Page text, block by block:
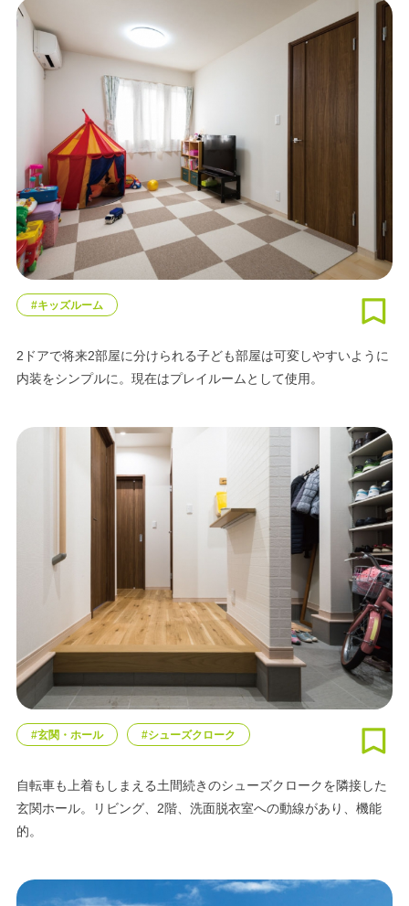
#キッズルーム
2ドアで将来2部屋に分けられる子ども部屋は可変しやすいように
内装をシンプルに。現在はプレイルームとして使用。
#玄関・ホール #シューズクローク
自転車も上着もしまえる土間続きのシューズクロークを隣接した
玄関ホール。リビング、2階、洗面脱衣室への動線があり、機能
的。